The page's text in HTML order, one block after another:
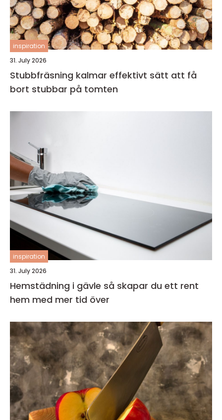
inspiration
31. July 2026
Stubbfräsning kalmar effektivt sätt att få
bort stubbar på tomten
inspiration
31. July 2026
Hemstädning i gävle så skapar du ett rent
hem med mer tid över